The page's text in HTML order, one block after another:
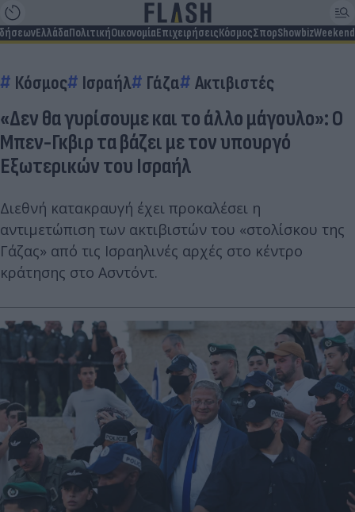
ΕλλάδαΠολιτικήΟικονομίαΕπιχειρήσειςΚόσμοςΣπορShowbizWeekend
Κόσμος Ισραήλ Γάζα Ακτιβιστές
«Δεν θα γυρίσουμε και το άλλο μάγουλο»: Ο
Μπεν-Γκβιρ τα βάζει με τον υπουργό
Εξωτερικών του Ισραήλ
Διεθνή κατακραυγή έχει προκαλέσει η
αντιμετώπιση των ακτιβιστών του «στολίσκου της
Γάζας» από τις Ισραηλινές αρχές στο κέντρο
κράτησης στο Ασντόντ.